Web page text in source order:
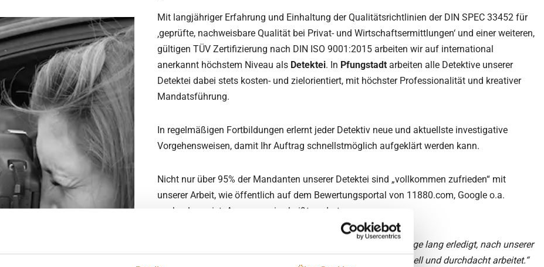
Mit langjähriger Erfahrung und Einhaltung der Qualitätsrichtlinien der DIN SPEC 33452 für
‚geprüfte, nachweisbare Qualität bei Privat- und Wirtschaftsermittlungen‘ und einer weiteren,
gültigen TÜV Zertifizierung nach DIN ISO 9001:2015 arbeiten wir auf international
anerkannt höchstem Niveau als Detektei. In Pfungstadt arbeiten alle Detektive unserer
Detektei dabei stets kosten- und zielorientiert, mit höchster Professionalität und kreativer
Mandatsführung.
In regelmäßigen Fortbildungen erlernt jeder Detektiv neue und aktuellste investigative
Vorgehensweisen, damit Ihr Auftrag schnellstmöglich aufgeklärt werden kann.
Nicht nur über 95% der Mandanten unserer Detektei sind „vollkommen zufrieden“ mit
unserer Arbeit, wie öffentlich auf dem Bewertungsportal von 11880.com, Google o.a.
nachzulesen ist. Auszugsweise heißt es dort:
„Mitarbeiterbeobachtung im Krankheitsfall unauffällig vier Tage lang erledigt, nach unserer
Einschätzung eine von wenigen Detekteien die so professionell und durchdacht arbeitet.“